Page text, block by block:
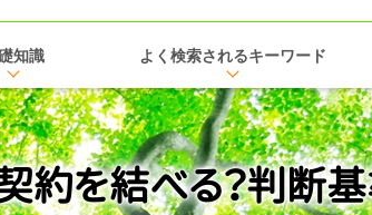
知識 よく検索されるキーワード
を結べる？判断